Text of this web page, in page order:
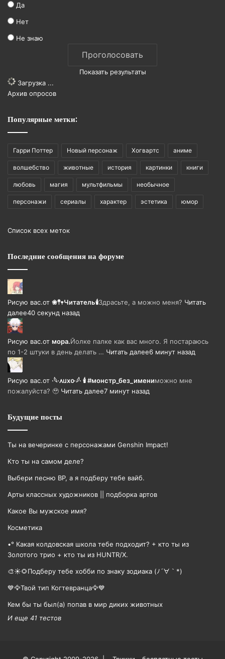
Да
Нет
Не знаю
Показать результаты
Загрузка ...
Архив опросов
Популярные метки:
Гарри Поттер Новый персонаж Хогвартс аниме
волшебство животные история картинки книги
любовь магия мультфильмы необычное
персонажи сериалы характер эстетика юмор
Список всех меток
Последние сообщения на форуме
Рисую вас.от ❀𖤣𖥧Читатель🕯️Здрасьте, а можно меня? Читать
далее40 секунд назад
Рисую вас.от мора.Йолке палке как вас много. Я постараюсь
по 1-2 штуки в день делать … Читать далее6 минут назад
Рисую вас.от ·𓆩·᧘ᥙх᧐·𓆪· 🕯 #монстр_без_имениможно мне
пожалуйста? 🥹 Читать далее7 минут назад
Будущие посты
Ты на вечеринке с персонажами Genshin Impact!
Кто ты на самом деле?
Выбери песню BP, а я подберу тебе вайб.
Арты классных художников || подборка артов
Какое Вы мужское имя?
Косметика
•° Какая колдовская школа тебе подходит? + кто ты из
Золотого трио + кто ты из HUNTR/X.
🎨☀🌻Подберу тебе хобби по знаку зодиака (ﾉ´∀｀*)
💙🦅Твой тип Когтевранца🦅💙
Кем бы ты был(а) попав в мир диких животных
И еще 41 тестов